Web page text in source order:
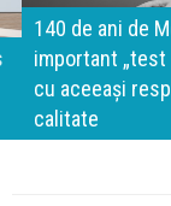
140 de ani de
important „test
cu aceeași
calitate